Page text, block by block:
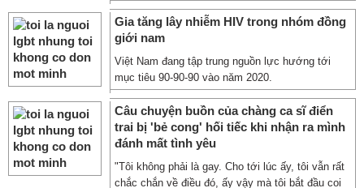
Gia tăng lây nhiễm HIV trong nhóm đồng
giới nam
Việt Nam đang tập trung nguồn lực hướng tới
mục tiêu 90-90-90 vào năm 2020.
Câu chuyện buồn của chàng ca sĩ điển
trai bị 'bẻ cong' hối tiếc khi nhận ra mình
đánh mất tình yêu
"Tôi không phải là gay. Cho tới lúc ấy, tôi vẫn rất
chắc chắn về điều đó, ấy vậy mà tôi bắt đầu coi